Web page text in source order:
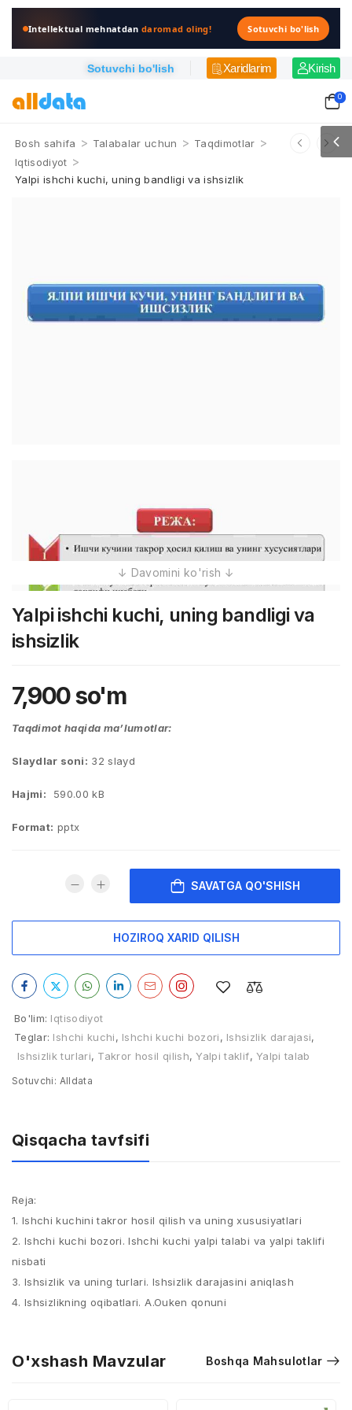
Intellektual mehnatdandaromad oling! Sotuvchi bo'lish
Sotuvchi bo'lish Xaridlarim Kirish
0
Bosh sahifa > Talabalar uchun > Taqdimotlar >
Iqtisodiyot >
Yalpi ishchi kuchi, uning bandligi va ishsizlik
Yalpi ishchi kuchi, uning bandligi va
ishsizlik
7,900so'm
Taqdimot haqida ma’lumotlar:
Slaydlar soni: 32 slayd
Hajmi: 590.00 kB
Format: pptx
SAVATGA QO'SHISH
HOZIROQ XARID QILISH
Bo'lim: Iqtisodiyot
Teglar: Ishchi kuchi, Ishchi kuchi bozori, Ishsizlik darajasi,
Ishsizlik turlari, Takror hosil qilish, Yalpi taklif, Yalpi talab
Sotuvchi: Alldata
Qisqacha tavfsifi
Reja:
1​. Ishchi kuchini takror hosil qilish va uning xususiyatlari​
2​. Ishchi kuchi bozori. Ishchi kuchi yalpi talabi va yalpi taklifi
nisbati​
3​. Ishsizlik va uning turlari. Ishsizlik darajasini aniqlash​
4​. Ishsizlikning oqibatlari. A.Ouken qonuni
O'xshash Mavzular Boshqa Mahsulotlar